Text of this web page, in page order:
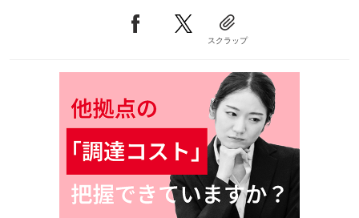
スクラップ